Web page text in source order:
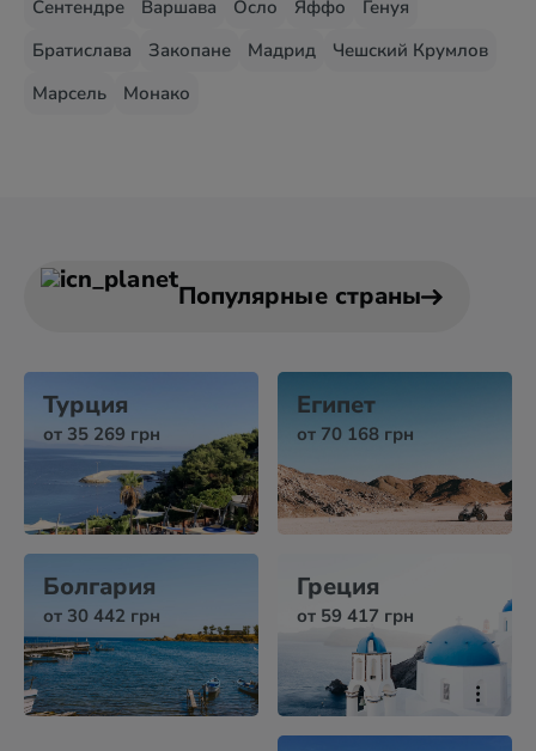
Сентендре
Варшава Осло Яффо
Генуя
Братислава
Закопане Мадрид
Чешский Крумлов
Марсель
Монако
Популярные страны
Турция
от 35 269 грн
Египет
от 70 168 грн
Болгария
от 30 442 грн
Греция
от 59 417 грн